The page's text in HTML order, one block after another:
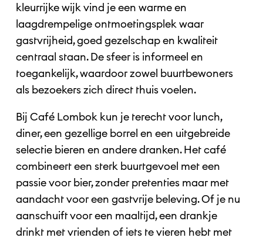
kleurrijke wijk vind je een warme en
laagdrempelige ontmoetingsplek waar
gastvrijheid, goed gezelschap en kwaliteit
centraal staan. De sfeer is informeel en
toegankelijk, waardoor zowel buurtbewoners
als bezoekers zich direct thuis voelen.
Bij Café Lombok kun je terecht voor lunch,
diner, een gezellige borrel en een uitgebreide
selectie bieren en andere dranken. Het café
combineert een sterk buurtgevoel met een
passie voor bier, zonder pretenties maar met
aandacht voor een gastvrije beleving. Of je nu
aanschuift voor een maaltijd, een drankje
drinkt met vrienden of iets te vieren hebt met